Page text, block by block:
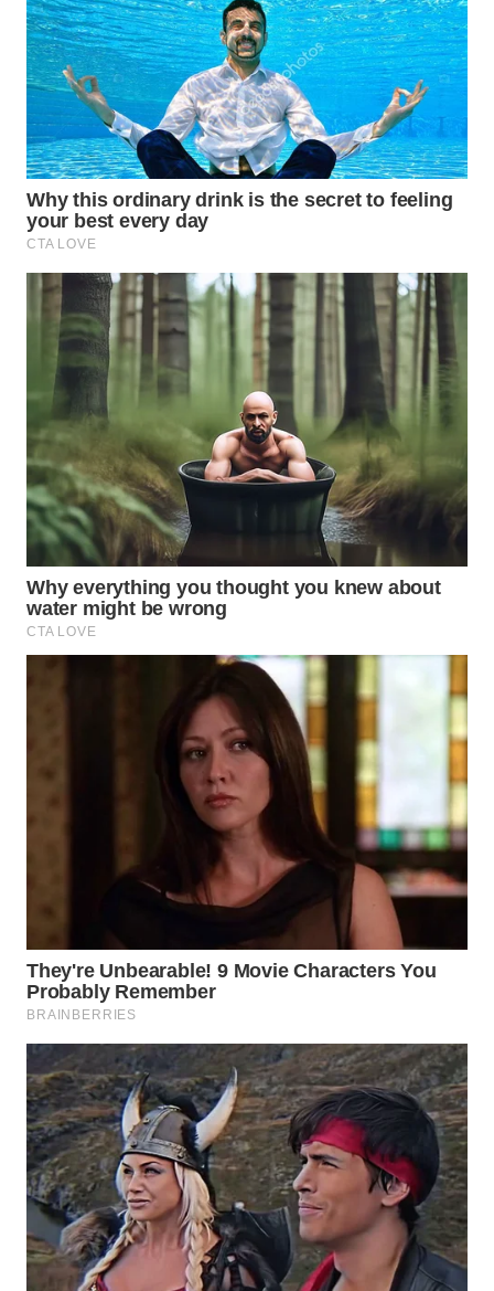
SERIBU
WN
TANGERANG
WN
BINJAI
WN
WN
INDRAMAYU
KUNINGAN
WN
MAJALENGKA
WN
SUBANG
SUKABUMI
SEMARANG
WN
SOLO
WN
BOROBUDUR
WN
MADURA
WN
SURABAYA